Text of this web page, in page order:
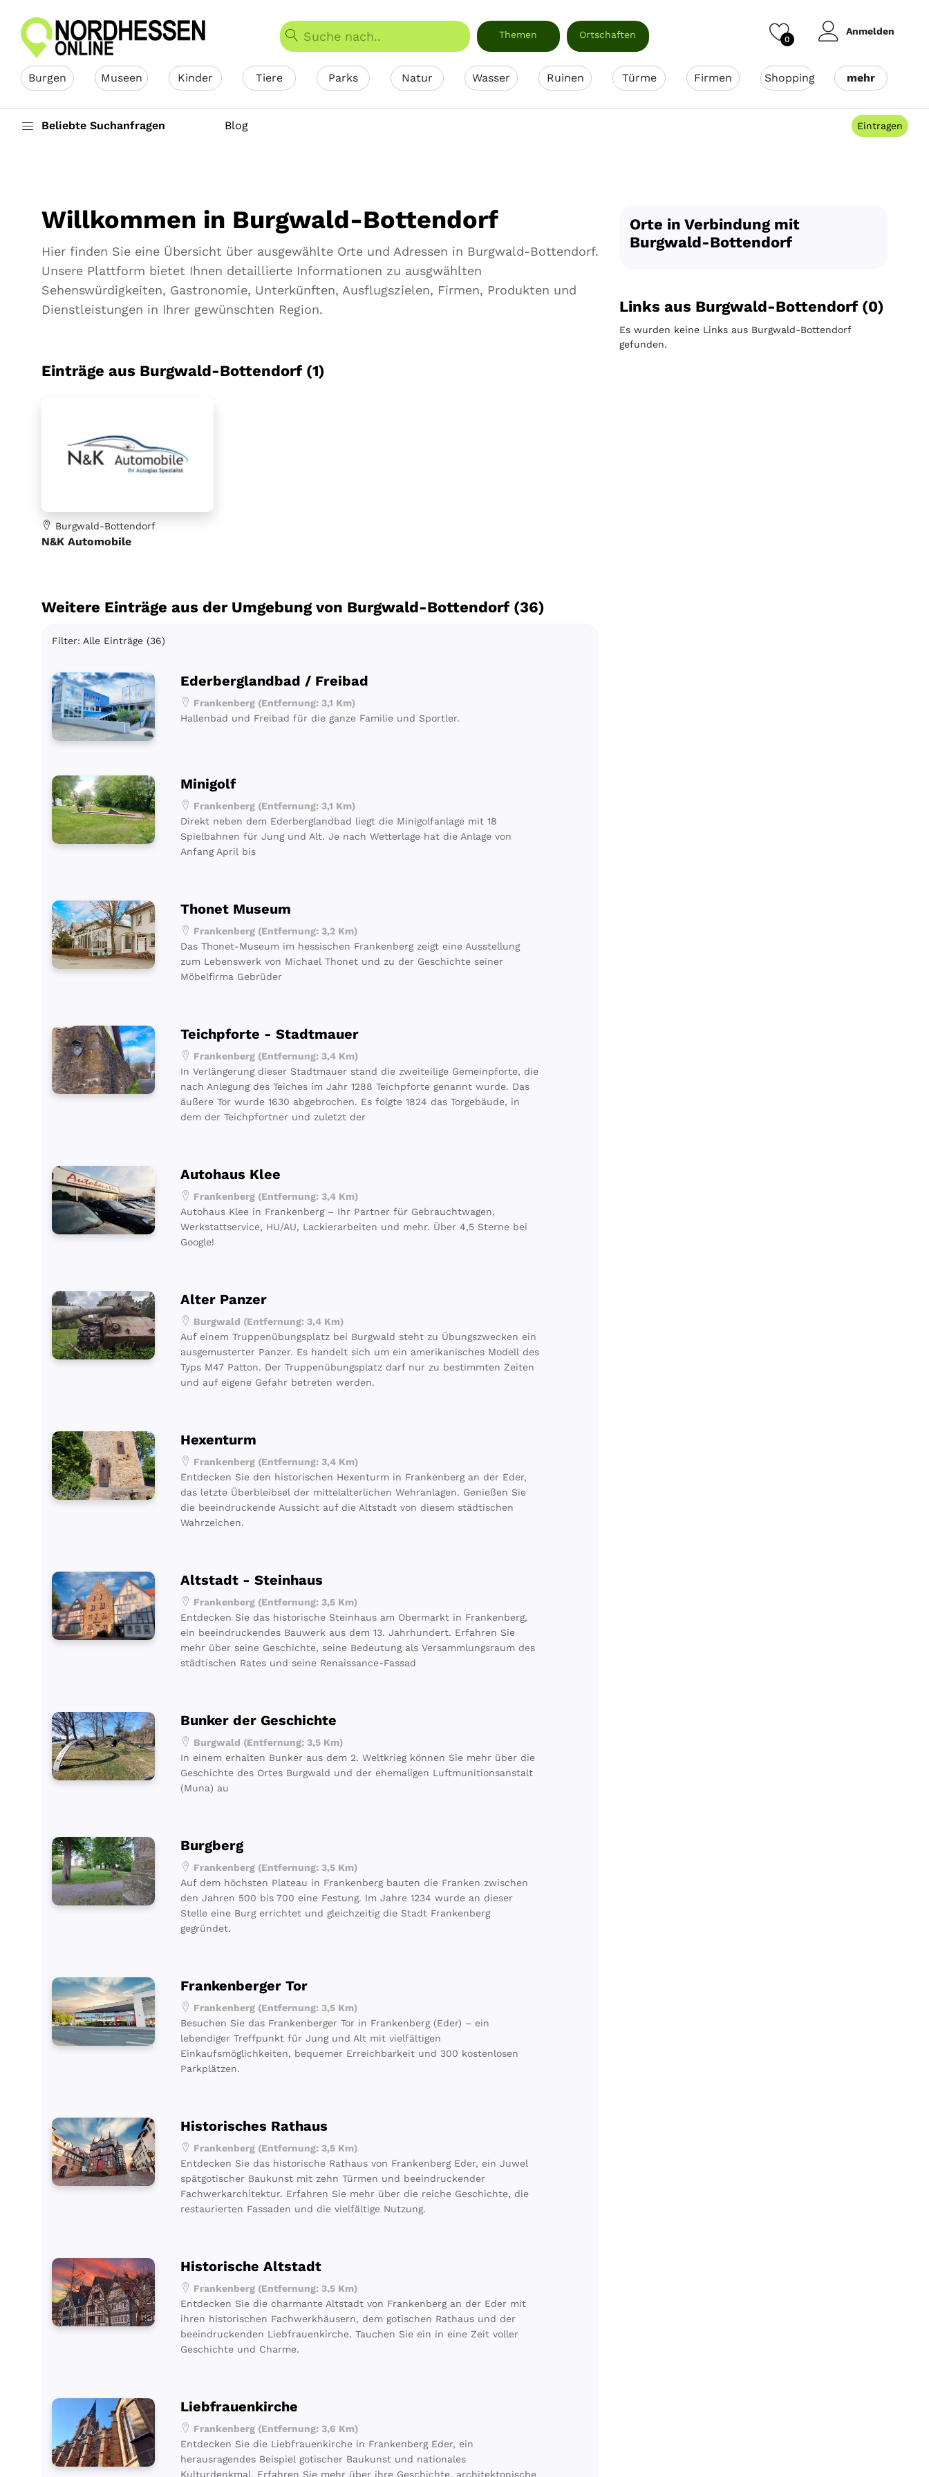
Themen Ortschaften 0
Anmelden
Burgen Museen Kinder Tiere Parks Natur Wasser Ruinen Türme Firmen Shopping mehr
Beliebte Suchanfragen Blog Eintragen
Willkommen in Burgwald-Bottendorf
Hier finden Sie eine Übersicht über ausgewählte Orte und Adressen in Burgwald-Bottendorf.
Unsere Plattform bietet Ihnen detaillierte Informationen zu ausgwählten
Sehenswürdigkeiten, Gastronomie, Unterkünften, Ausflugszielen, Firmen, Produkten und
Dienstleistungen in Ihrer gewünschten Region.
Einträge aus Burgwald-Bottendorf (1)
Burgwald-Bottendorf
N&K Automobile
Weitere Einträge aus der Umgebung von Burgwald-Bottendorf (36)
Filter: Alle Einträge (36)
Ederberglandbad / Freibad
Frankenberg (Entfernung: 3,1 Km)
Hallenbad und Freibad für die ganze Familie und Sportler.
Minigolf
Frankenberg (Entfernung: 3,1 Km)
Direkt neben dem Ederberglandbad liegt die Minigolfanlage mit 18
Spielbahnen für Jung und Alt. Je nach Wetterlage hat die Anlage von
Anfang April bis
Thonet Museum
Frankenberg (Entfernung: 3,2 Km)
Das Thonet-Museum im hessischen Frankenberg zeigt eine Ausstellung
zum Lebenswerk von Michael Thonet und zu der Geschichte seiner
Möbelfirma Gebrüder
Teichpforte - Stadtmauer
Frankenberg (Entfernung: 3,4 Km)
In Verlängerung dieser Stadtmauer stand die zweiteilige Gemeinpforte, die
nach Anlegung des Teiches im Jahr 1288 Teichpforte genannt wurde. Das
äußere Tor wurde 1630 abgebrochen. Es folgte 1824 das Torgebäude, in
dem der Teichpfortner und zuletzt der
Autohaus Klee
Frankenberg (Entfernung: 3,4 Km)
Autohaus Klee in Frankenberg – Ihr Partner für Gebrauchtwagen,
Werkstattservice, HU/AU, Lackierarbeiten und mehr. Über 4,5 Sterne bei
Google!
Alter Panzer
Burgwald (Entfernung: 3,4 Km)
Auf einem Truppenübungsplatz bei Burgwald steht zu Übungszwecken ein
ausgemusterter Panzer. Es handelt sich um ein amerikanisches Modell des
Typs M47 Patton. Der Truppenübungsplatz darf nur zu bestimmten Zeiten
und auf eigene Gefahr betreten werden.
Hexenturm
Frankenberg (Entfernung: 3,4 Km)
Entdecken Sie den historischen Hexenturm in Frankenberg an der Eder,
das letzte Überbleibsel der mittelalterlichen Wehranlagen. Genießen Sie
die beeindruckende Aussicht auf die Altstadt von diesem städtischen
Wahrzeichen.
Altstadt - Steinhaus
Frankenberg (Entfernung: 3,5 Km)
Entdecken Sie das historische Steinhaus am Obermarkt in Frankenberg,
ein beeindruckendes Bauwerk aus dem 13. Jahrhundert. Erfahren Sie
mehr über seine Geschichte, seine Bedeutung als Versammlungsraum des
städtischen Rates und seine Renaissance-Fassad
Bunker der Geschichte
Burgwald (Entfernung: 3,5 Km)
In einem erhalten Bunker aus dem 2. Weltkrieg können Sie mehr über die
Geschichte des Ortes Burgwald und der ehemaligen Luftmunitionsanstalt
(Muna) au
Burgberg
Frankenberg (Entfernung: 3,5 Km)
Auf dem höchsten Plateau in Frankenberg bauten die Franken zwischen
den Jahren 500 bis 700 eine Festung. Im Jahre 1234 wurde an dieser
Stelle eine Burg errichtet und gleichzeitig die Stadt Frankenberg
gegründet.
Frankenberger Tor
Frankenberg (Entfernung: 3,5 Km)
Besuchen Sie das Frankenberger Tor in Frankenberg (Eder) – ein
lebendiger Treffpunkt für Jung und Alt mit vielfältigen
Einkaufsmöglichkeiten, bequemer Erreichbarkeit und 300 kostenlosen
Parkplätzen.
Historisches Rathaus
Frankenberg (Entfernung: 3,5 Km)
Entdecken Sie das historische Rathaus von Frankenberg Eder, ein Juwel
spätgotischer Baukunst mit zehn Türmen und beeindruckender
Fachwerkarchitektur. Erfahren Sie mehr über die reiche Geschichte, die
restaurierten Fassaden und die vielfältige Nutzung.
Historische Altstadt
Frankenberg (Entfernung: 3,5 Km)
Entdecken Sie die charmante Altstadt von Frankenberg an der Eder mit
ihren historischen Fachwerkhäusern, dem gotischen Rathaus und der
beeindruckenden Liebfrauenkirche. Tauchen Sie ein in eine Zeit voller
Geschichte und Charme.
Liebfrauenkirche
Frankenberg (Entfernung: 3,6 Km)
Entdecken Sie die Liebfrauenkirche in Frankenberg Eder, ein
herausragendes Beispiel gotischer Baukunst und nationales
Kulturdenkmal. Erfahren Sie mehr über ihre Geschichte, architektonische
Orte in Verbindung mit
Burgwald-Bottendorf
Links aus Burgwald-Bottendorf (0)
Es wurden keine Links aus Burgwald-Bottendorf
gefunden.